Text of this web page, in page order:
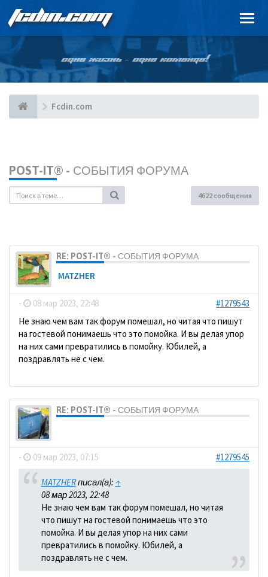
FCDIN.COM
ОДНА ЖИЗНЬ – ОДНА КОМАНДА!
Fcdin.com
POST-IT® - СОБЫТИЯ ФОРУМА
4622 сообщения
RE: POST-IT® - СОБЫТИЯ ФОРУМА
MATZHER
- 08 мар 2023, 22:48
#1279543
Не знаю чем вам так форум помешал, но читая что пишут
на гостевой понимаешь что это помойка. И вы делая упор
на них сами превратились в помойку. Юбилей, а
поздравлять не с чем.
RE: POST-IT® - СОБЫТИЯ ФОРУМА
- 09 мар 2023, 07:15 #1279545
MATZHERписал(а): ↑
08 мар 2023, 22:48
Не знаю чем вам так форум помешал, но читая
что пишут на гостевой понимаешь что это
помойка. И вы делая упор на них сами
превратились в помойку. Юбилей, а
поздравлять не с чем.